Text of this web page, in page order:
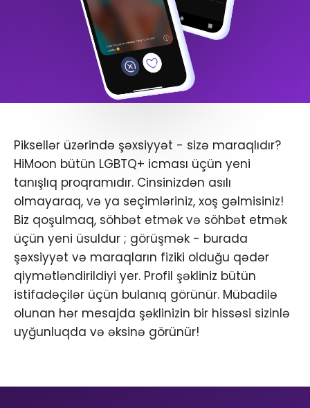
Piksellər üzərində şəxsiyyət - sizə maraqlıdır?
HiMoon bütün LGBTQ+ icması üçün yeni
tanışlıq proqramıdır. Cinsinizdən asılı
olmayaraq, və ya seçimləriniz, xoş gəlmisiniz!
Biz qoşulmaq, söhbət etmək və söhbət etmək
üçün yeni üsuldur ; görüşmək - burada
şəxsiyyət və maraqların fiziki olduğu qədər
qiymətləndirildiyi yer. Profil şəkliniz bütün
istifadəçilər üçün bulanıq görünür. Mübadilə
olunan hər mesajda şəklinizin bir hissəsi sizinlə
uyğunluqda və əksinə görünür!